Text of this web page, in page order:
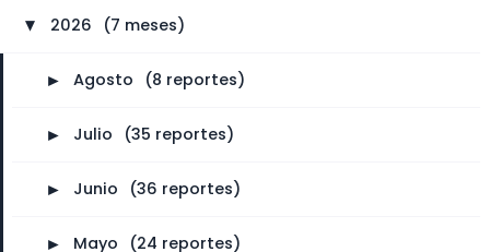
► 2026 (7 meses)
► Agosto (8 reportes)
► Julio (35 reportes)
► Junio (36 reportes)
► Mayo (24 reportes)